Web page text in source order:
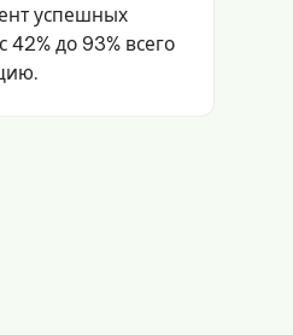
успешных
до 93% всего